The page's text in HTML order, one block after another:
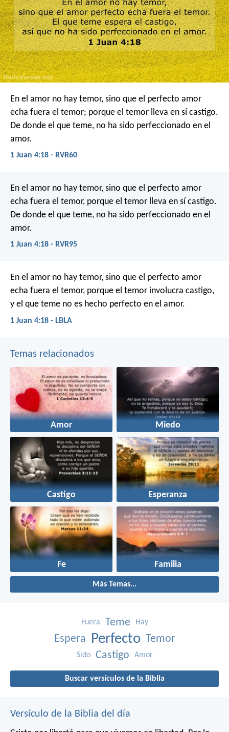
En el amor no hay temor, sino que el perfecto amor
echa fuera el temor; porque el temor lleva en sí castigo.
De donde el que teme, no ha sido perfeccionado en el
amor.
1 Juan 4:18 - RVR60
En el amor no hay temor, sino que el perfecto amor
echa fuera el temor, porque el temor lleva en sí castigo.
De donde el que teme, no ha sido perfeccionado en el
amor.
1 Juan 4:18 - RVR95
En el amor no hay temor, sino que el perfecto amor
echa fuera el temor, porque el temor involucra castigo,
y el que teme no es hecho perfecto en el amor.
1 Juan 4:18 - LBLA
Temas relacionados
Amor Miedo
Castigo Esperanza
Fe Familia
Más Temas...
Fuera Teme Hay
Espera Perfecto Temor
Sido Castigo Amor
Buscar versículos de la Biblia
Versículo de la Biblia del día